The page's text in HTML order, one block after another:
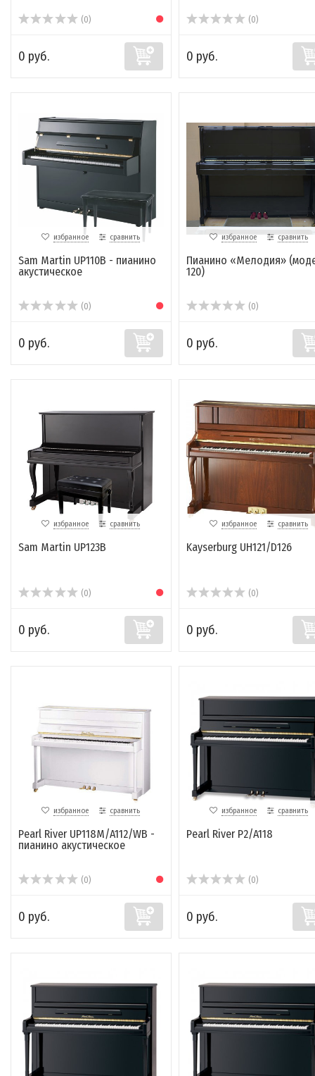
(0)
0 руб.
(0)
0 руб.
избранное сравнить
Sam Martin UP110B - пианино
акустическое
(0)
0 руб.
избранное сравнить
Пианино «Мелодия»
120)
(0)
0 руб.
избранное сравнить
Sam Martin UP123B
(0)
0 руб.
избранное сравнить
Kayserburg UH121/D126
(0)
0 руб.
избранное сравнить
Pearl River UP118M/A112/WB -
пианино акустическое
(0)
0 руб.
избранное сравнить
Pearl River P2/A118
(0)
0 руб.